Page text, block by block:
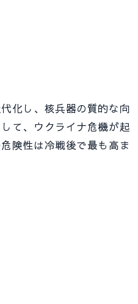
化し、核兵器の質的な向
て、ウクライナ危機が起
険性は冷戦後で最も高ま